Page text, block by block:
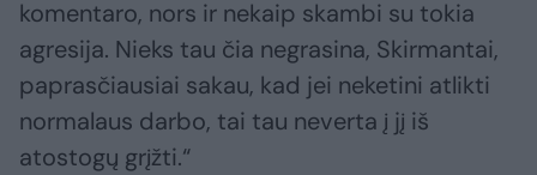
komentaro, nors ir nekaip skambi su tokia
agresija. Nieks tau čia negrasina, Skirmantai,
paprasčiausiai sakau, kad jei neketini atlikti
normalaus darbo, tai tau neverta į jį iš
atostogų grįžti.“